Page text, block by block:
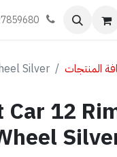
المنتجات Silver
12